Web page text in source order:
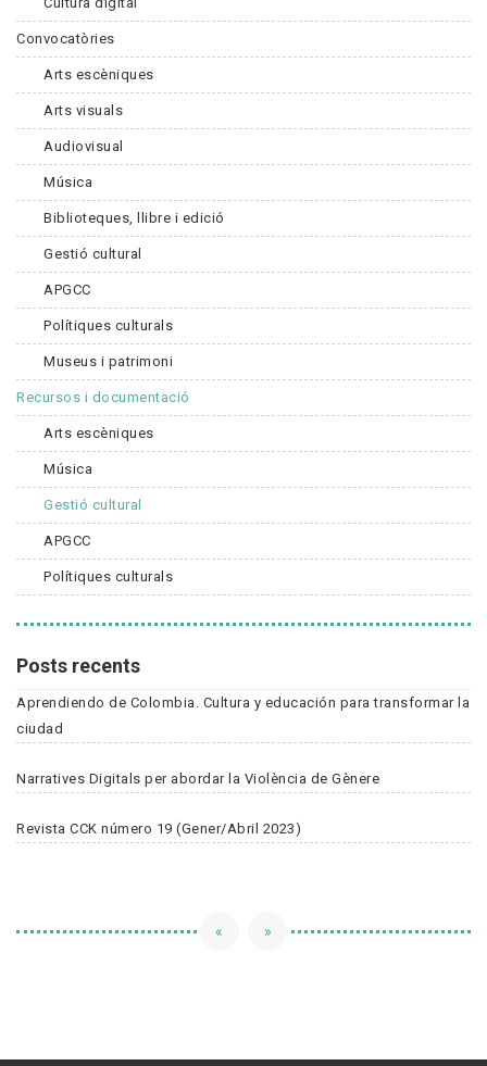
Convocatòries
Arts escèniques
Arts visuals
Audiovisual
Música
Biblioteques, llibre i edició
Gestió cultural
APGCC
Polítiques culturals
Museus i patrimoni
Recursos i documentació
Arts escèniques
Música
Gestió cultural
APGCC
Polítiques culturals
Posts recents
Aprendiendo de Colombia. Cultura y educación para transformar la
ciudad
Narratives Digitals per abordar la Violència de Gènere
Revista CCK número 19 (Gener/Abril 2023)
« »